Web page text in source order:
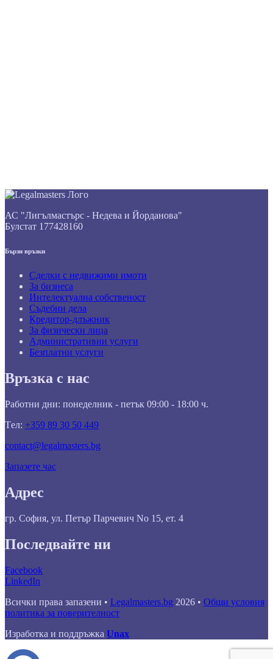
АС "Лигълмастърс - Недева и Йорданова"
Булстат 177428160
Бързи връзки
Сделки с недвижими имоти
За бизнеса
Интелектуална собственост
Съдебни дела
Кредитор-длъжник
За физически лица
Административни услуги
Безплатни услуги
Връзка с нас
Работни дни: понеделник - петък 09:00 - 18:00 ч.
Tел: +359 89 30 50 449
contact@legalmasters.bg
Запазете час
Адрес
гр. София, ул. Петър Парчевич No 15, ет. 4
Последвайте ни
Facebook
LinkedIn
Всички права запазени • Legalmasters.bg 2026 • Общи условия
политика за поверителност
Изработка и поддръжка Unax